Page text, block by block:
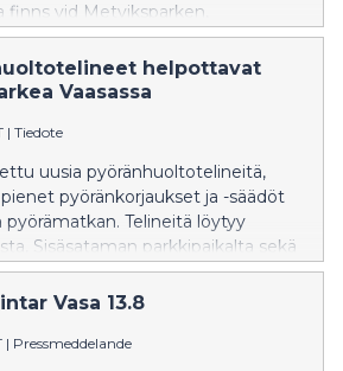
finns vid Metviksparken,
och cykelgaraget vid
helpottavat
Vaasassa
| Tiedote
uusia pyöränhuoltotelineitä,
pyöränkorjaukset ja -säädöt
Telineitä löytyy
Sisäsataman parkkipaikalta sekä
Vasa 13.8
| Pressmeddelande